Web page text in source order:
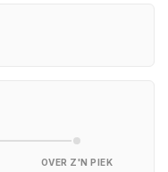
OVER Z'N PIEK